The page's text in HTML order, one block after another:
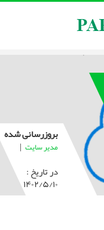
بروزرسانی شده
مدیر سایت |
در تاریخ :
۱۴۰۲/۵/۱۰